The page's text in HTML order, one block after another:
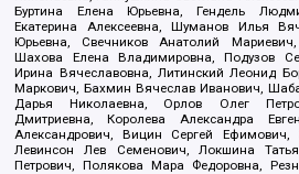
Буртина Елена Юрьевна, Гендель
Екатерина Алексеевна, Шуманов Илья
Юрьевна, Свечников Анатолий
Шахова Елена Владимировна, Подузов
Ирина Вячеславовна, Литинский Леонид
Маркович, Бахмин Вячеслав Иванович,
Дарья Николаевна, Орлов Олег
Дмитриевна, Королева Александра
Александрович, Вицин Сергей Ефимович,
Левинсон Лев Семенович, Локшина
Петрович, Полякова Мара Федоровна,